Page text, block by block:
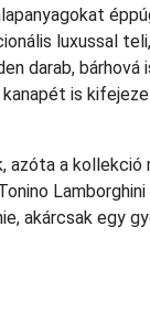
luxussal
darab, bárhová
is
azóta a kollekció
akárcsak egy